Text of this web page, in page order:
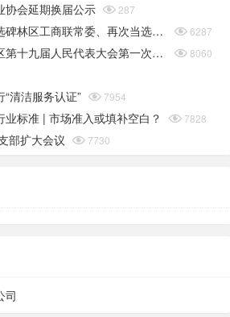
协会延期换届公示  287
热烈祝贺李冠军会长当选碑林区工商联常委、再次当选碑林区工商联（总商会）副会长  6287
李冠军出席西安市碑林区第十九届人民代表大会第一次会议 8060
清洁服务认证”  7954
标准 | 市场准入或填补空白？  7828
部扩大会议  7730
司